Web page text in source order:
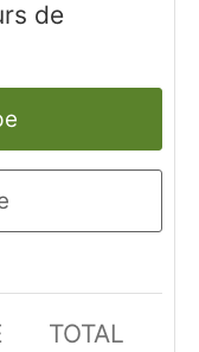
de
TOTAL